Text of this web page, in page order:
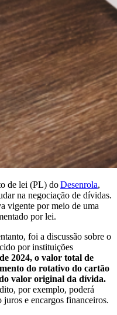
de lei (PL) doDesenrola,
na negociação de dívidas.
vigente por meio de uma
por lei.
foi a discussão sobre o
por instituições
2024, o valor total de
do rotativo do cartão
valor original da dívida.
por exemplo, poderá
e encargos financeiros.